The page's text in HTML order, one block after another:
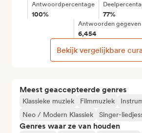
Meest geaccepteerde genres
Klassieke muziek Filmmuziek
Neo / Modern Klassiek
Singer-
Genres waar ze van houden
Antwoordpercentage
100% 77%
Antwoorden gegeven
6,454
Bekijk vergelijkbare